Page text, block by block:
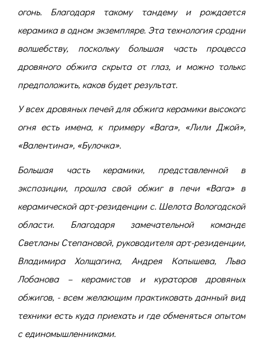
огонь. Благодаря такому тандему и рождается
керамика в одном экземпляре. Эта технология сродни
волшебству, поскольку большая часть процесса
дровяного обжига скрыта от глаз, и можно только
предположить, каков будет результат.
У всех дровяных печей для обжига керамики высокого
огня есть имена, к примеру «Вага», «Лили Джой»,
«Валентина», «Булочка».
Большая часть керамики, представленной в
экспозиции, прошла свой обжиг в печи «Вага» в
керамической арт-резиденции с. Шелота Вологодской
области. Благодаря замечательной команде
Светланы Степановой, руководителя арт-резиденции,
Владимира Холщагина, Андрея Копышева, Льва
Лобанова – керамистов и кураторов дровяных
обжигов, - всем желающим практиковать данный вид
техники есть куда приехать и где обменяться опытом
с единомышленниками.